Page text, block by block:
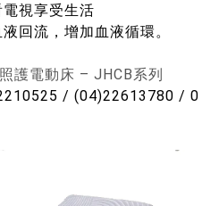
視享受生活
回流，增加血液循環。
護電動床 – JHCB系列
/ (04)22613780 / 0